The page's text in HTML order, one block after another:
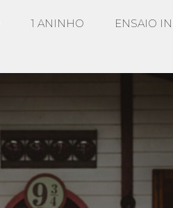
1 ANINHO ENSAIO